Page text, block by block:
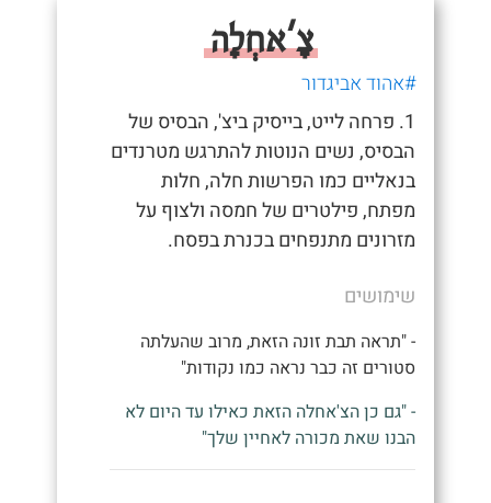
צָ'אחְלָה
#אהוד אביגדור
1. פרחה לייט, בייסיק ביצ', הבסיס של
הבסיס, נשים הנוטות להתרגש מטרנדים
בנאליים כמו הפרשות חלה, חלות
מפתח, פילטרים של חמסה ולצוף על
מזרונים מתנפחים בכנרת בפסח.
שימושים
- "תראה תבת זונה הזאת, מרוב שהעלתה
סטורים זה כבר נראה כמו נקודות"
- "גם כן הצ'אחלה הזאת כאילו עד היום לא
הבנו שאת מכורה לאחיין שלך"